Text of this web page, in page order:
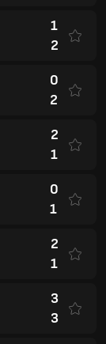
1
2
0
2
2
1
0
1
2
1
3
3